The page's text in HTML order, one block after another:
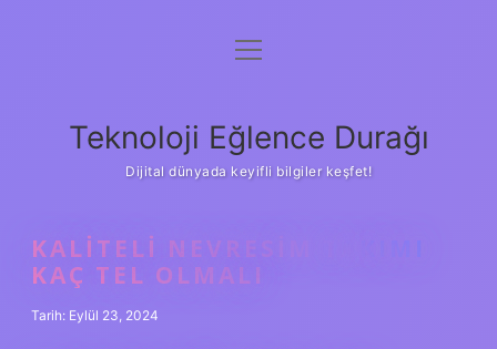
Anasayfa
Yasal Uyarı
menüyü
Teknoloji Eğlence Durağı
Dijital dünyada keyifli bilgiler keşfet!
KALITELI NEVRESIM TAKIMI
KAÇ TEL OLMALI
Tarih: Eylül 23, 2024